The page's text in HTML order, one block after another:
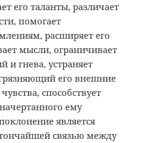
его таланты, различает
помогает
расширяет его
мысли, ограничивает
и гнева, устраняет
его внешние
способствует
ему
является
связью между